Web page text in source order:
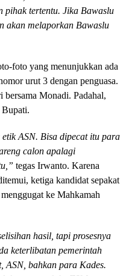
pihak tertentu. Jika Bawaslu
akan melaporkan Bawaslu
foto yang menunjukkan ada
urut 3 dengan penguasa.
Monadi. Padahal,
Bupati.
ASN. Bisa dipecat itu para
calon apalagi
tegas Irwanto. Karena
ketiga kandidat sepakat
ke Mahkamah
hasil, tapi prosesnya
keterlibatan pemerintah
ASN, bahkan para Kades.